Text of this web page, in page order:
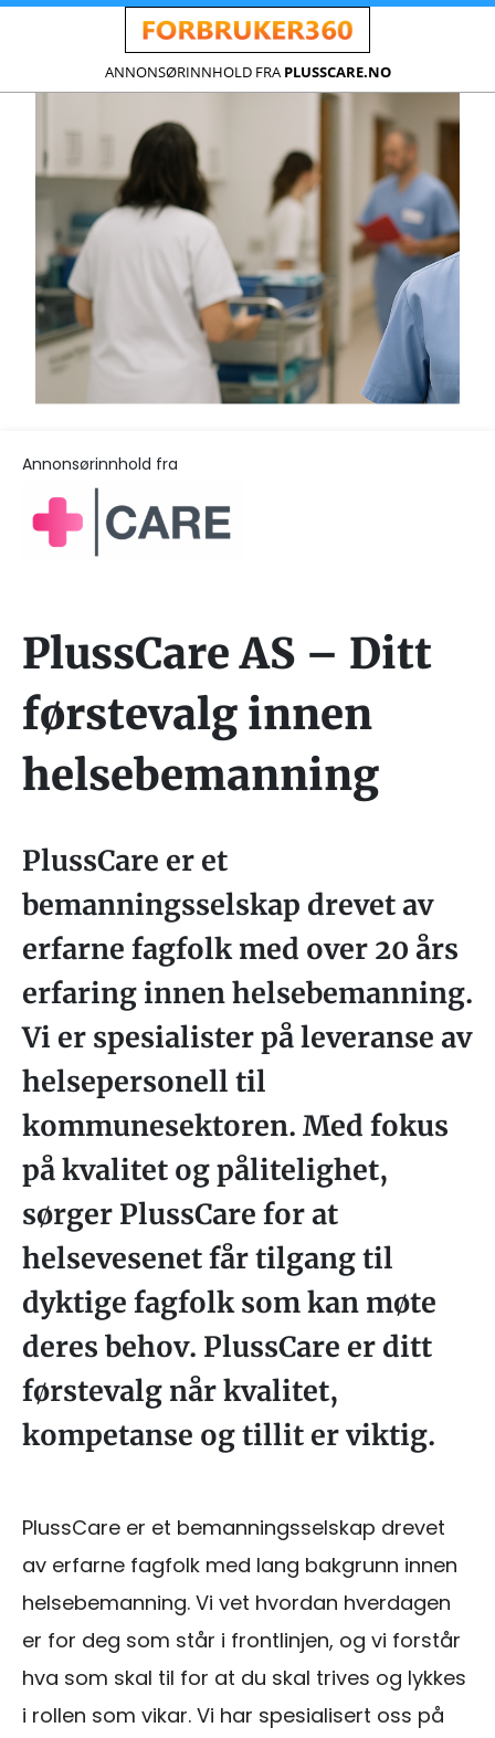
ANNONSØRINNHOLD FRA PLUSSCARE.NO
Annonsørinnhold fra
PlussCare AS – Ditt
førstevalg innen
helsebemanning
PlussCare er et
bemanningsselskap drevet av
erfarne fagfolk med over 20 års
erfaring innen helsebemanning.
Vi er spesialister på leveranse av
helsepersonell til
kommunesektoren. Med fokus
på kvalitet og pålitelighet,
sørger PlussCare for at
helsevesenet får tilgang til
dyktige fagfolk som kan møte
deres behov. PlussCare er ditt
førstevalg når kvalitet,
kompetanse og tillit er viktig.
PlussCare er et bemanningsselskap drevet
av erfarne fagfolk med lang bakgrunn innen
helsebemanning. Vi vet hvordan hverdagen
er for deg som står i frontlinjen, og vi forstår
hva som skal til for at du skal trives og lykkes
i rollen som vikar. Vi har spesialisert oss på